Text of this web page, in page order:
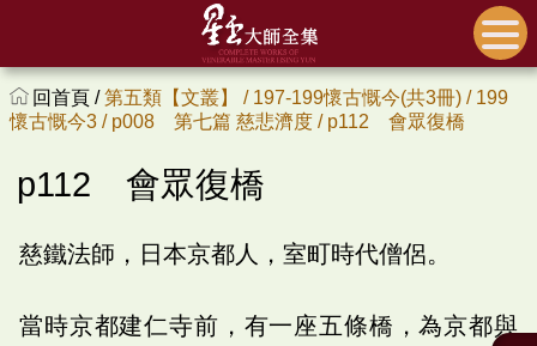
回首頁 /第五類【文叢】 / 197-199懷古慨今(共3冊) / 199
懷古慨今3 / p008 第七篇 慈悲濟度 / p112 會眾復橋
p112 會眾復橋
慈鐵法師，日本京都人，室町時代僧侶。
當時京都建仁寺前，有一座五條橋，為京都與